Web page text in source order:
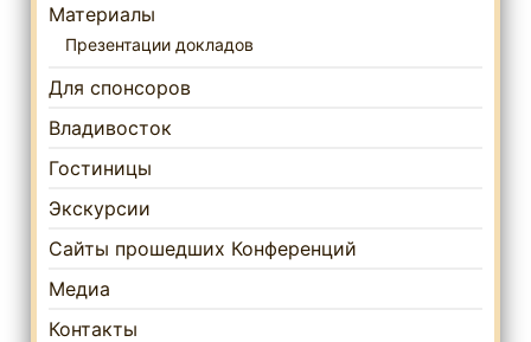
Материалы
Презентации докладов
Для спонсоров
Владивосток
Гостиницы
Экскурсии
Сайты прошедших Конференций
Медиа
Контакты